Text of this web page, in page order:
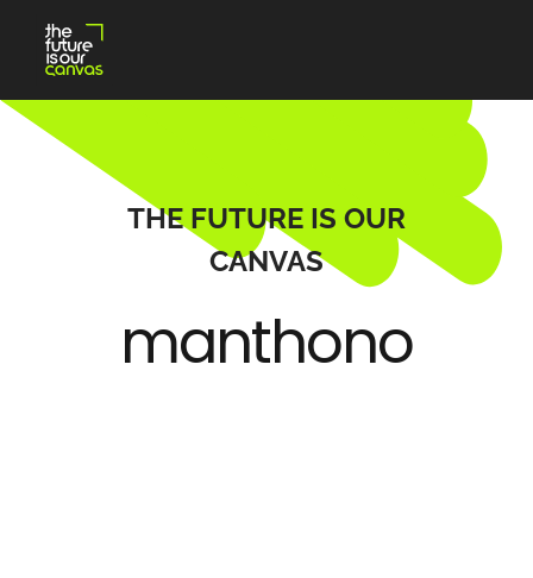
content
THE FUTURE IS OUR
CANVAS
manthono